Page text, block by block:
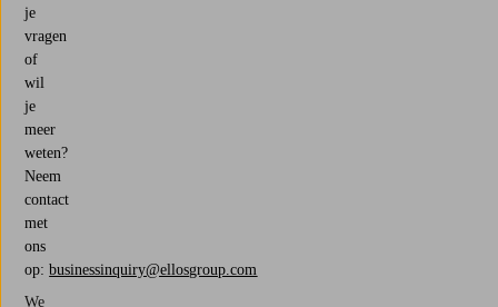
je
vragen
of
wil
je
meer
weten?
Neem
contact
met
ons
op: businessinquiry@ellosgroup.com
We